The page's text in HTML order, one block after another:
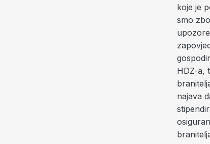
koje je
smo
HDZ-a,
najava